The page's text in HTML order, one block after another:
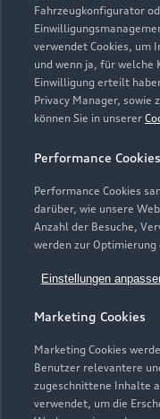
Fahrzeugkonfigurator
verwendet Cookies, um
und wenn ja, für welche
Einwilligung erteilt
Privacy Manager, sowie
können Sie in unserer
Performance Cookies
Performance Cookies
darüber, wie unsere
Anzahl der Besuche,
werden zur
Einstellungen
Marketing Cookies
Marketing Cookies
Benutzer relevantere
zugeschnittene Inhalte
verwendet, um die
Alle Modelle
Modelle vergleichen
Elektromodelle
Plug-in-Hybride
Kaufen &
Neuwagensuche
Gebrauchtwagen
Finanzierung
Aktionen & Angebote
Geschäftskunden
Service &
Garantie
Audi digital services
Kundenservice
Händlersuche
Servicekontakt
Über Audi
Unternehmen
Karriere
Investor Relations
Presse & Media
Datenschutz
Impressum